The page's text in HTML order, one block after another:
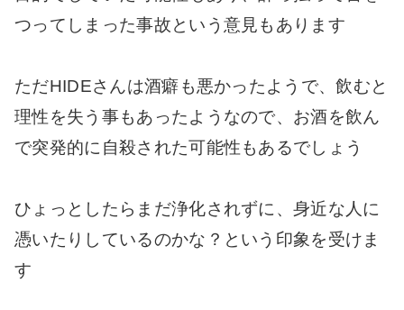
つってしまった事故という意見もあります
ただHIDEさんは酒癖も悪かったようで、飲むと
理性を失う事もあったようなので、お酒を飲ん
で突発的に自殺された可能性もあるでしょう
ひょっとしたらまだ浄化されずに、身近な人に
憑いたりしているのかな？という印象を受けま
す